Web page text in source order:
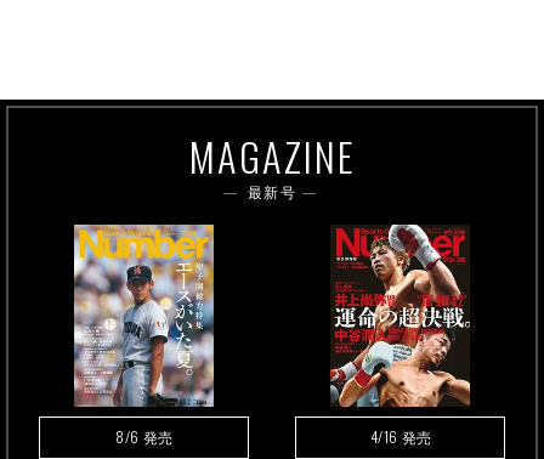
MAGAZINE
最新号
8/6 発売 4/16 発売